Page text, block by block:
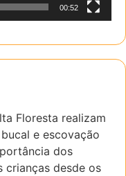
00:52
Floresta realizam
e escovação
dos
crianças desde os